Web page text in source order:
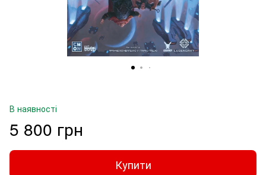
В наявності
5 800 грн
Купити